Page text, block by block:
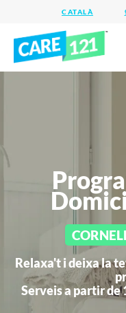
Relaxa't i deixa la
Serveis a partir de